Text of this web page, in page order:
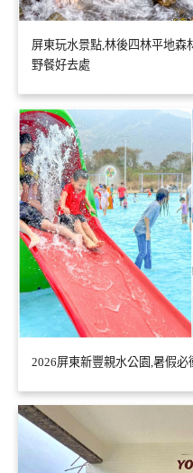
屏東玩水景點,林後四林平地森
野餐好去處
2026屏東新豐親水公園,暑假必